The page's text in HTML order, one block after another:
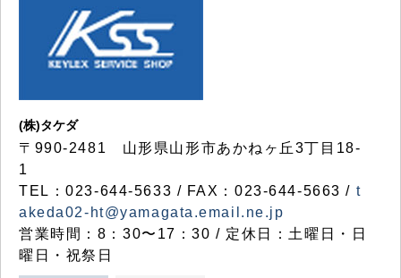
(株)タケダ
〒990-2481 山形県山形市あかねヶ丘3丁目18-
1
TEL：023-644-5633 / FAX：023-644-5663 / t
akeda02-ht@yamagata.email.ne.jp
営業時間：8：30〜17：30 / 定休日：土曜日・日
曜日・祝祭日